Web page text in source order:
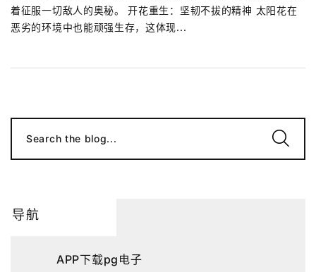
着征服一切敌人的奥秘。 开花重生：坚韧不拔的精神 太阳花在
恶劣的环境中也能顽强生存，这体现...
Search the blog...
导航
APP下载pg电子